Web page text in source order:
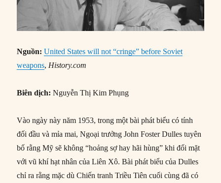
Nguồn: United States will not “cringe” before Soviet
weapons, History.com
Biên dịch: Nguyễn Thị Kim Phụng
Vào ngày này năm 1953, trong một bài phát biểu có tính
đối đầu và mỉa mai, Ngoại trưởng John Foster Dulles tuyên
bố rằng Mỹ sẽ không “hoảng sợ hay hãi hùng” khi đối mặt
với vũ khí hạt nhân của Liên Xô. Bài phát biểu của Dulles
chỉ ra rằng mặc dù Chiến tranh Triều Tiên cuối cùng đã có